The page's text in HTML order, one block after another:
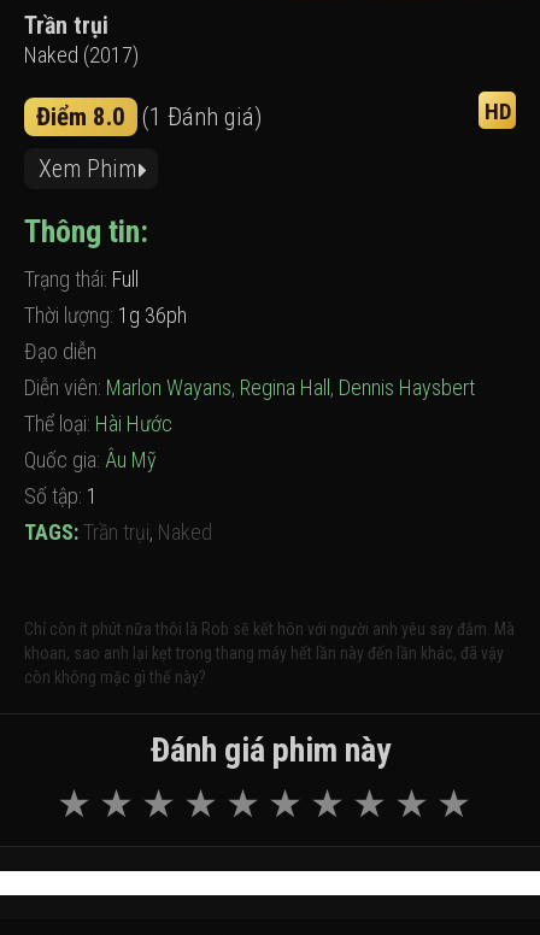
Trần trụi
Naked (2017)
Điểm 8.0 (1 Đánh giá) HD
Xem Phim
Thông tin:
Trạng thái: Full
Thời lượng: 1g 36ph
Đạo diễn
Diễn viên: Marlon Wayans, Regina Hall , Dennis Haysbert
Thể loại: Hài Hước
Quốc gia: Âu Mỹ
Số tập: 1
TAGS:Trần trụi, Naked
Chỉ còn ít phút nữa thôi là Rob sẽ kết hôn với người anh yêu say đắm. Mà
khoan, sao anh lại kẹt trong thang máy hết lần này đến lần khác, đã vậy
còn không mặc gì thế này?
Đánh giá phim này